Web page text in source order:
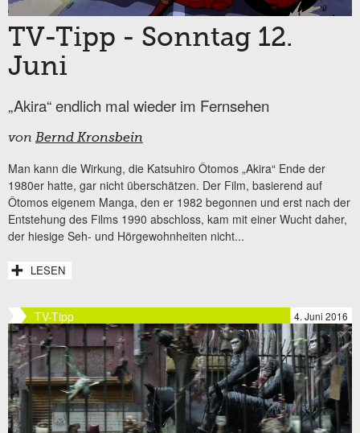
TV-Tipp - Sonntag 12.
Juni
„Akira“ endlich mal wieder im Fernsehen
von Bernd Kronsbein
Man kann die Wirkung, die Katsuhiro Ôtomos „Akira“ Ende der
1980er hatte, gar nicht überschätzen. Der Film, basierend auf
Ôtomos eigenem Manga, den er 1982 begonnen und erst nach der
Entstehung des Films 1990 abschloss, kam mit einer Wucht daher,
der hiesige Seh- und Hörgewohnheiten nicht...
LESEN
TV-Tipp 4. Juni 2016